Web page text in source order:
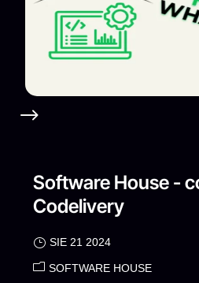
Software House -
Codelivery
SIE 21 2024
SOFTWARE HOUSE